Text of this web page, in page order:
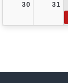
30 31